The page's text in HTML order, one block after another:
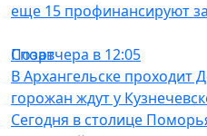
еще 15 профинансируют
Спорт
Позавчера в 12:05
В Архангельске проходит
горожан ждут у
Сегодня в столице